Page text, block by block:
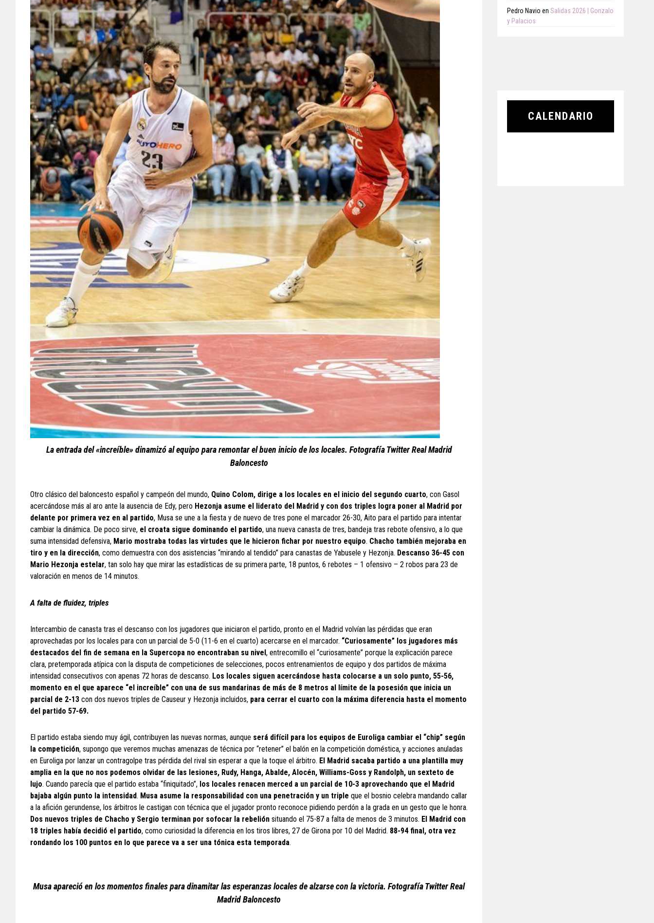
La entrada del «increíble» dinamizó al equipo para remontar el buen inicio de los locales. Fotografía Twitter Real Madrid
Baloncesto
Otro clásico del baloncesto español y campeón del mundo, Quino Colom, dirige a los locales en el inicio del segundo cuarto, con Gasol
acercándose más al aro ante la ausencia de Edy, pero Hezonja asume el liderato del Madrid y con dos triples logra poner al Madrid por
delante por primera vez en al partido, Musa se une a la fiesta y de nuevo de tres pone el marcador 26-30, Aito para el partido para intentar
cambiar la dinámica. De poco sirve, el croata sigue dominando el partido, una nueva canasta de tres, bandeja tras rebote ofensivo, a lo que
suma intensidad defensiva, Mario mostraba todas las virtudes que le hicieron fichar por nuestro equipo. Chacho también mejoraba en
tiro y en la dirección, como demuestra con dos asistencias “mirando al tendido” para canastas de Yabusele y Hezonja. Descanso 36-45 con
Mario Hezonja estelar, tan solo hay que mirar las estadísticas de su primera parte, 18 puntos, 6 rebotes – 1 ofensivo – 2 robos para 23 de
valoración en menos de 14 minutos.
A falta de fluidez, triples
Intercambio de canasta tras el descanso con los jugadores que iniciaron el partido, pronto en el Madrid volvían las pérdidas que eran
aprovechadas por los locales para con un parcial de 5-0 (11-6 en el cuarto) acercarse en el marcador. “Curiosamente” los jugadores más
destacados del fin de semana en la Supercopa no encontraban su nivel , entrecomillo el “curiosamente” porque la explicación parece
clara, pretemporada atípica con la disputa de competiciones de selecciones, pocos entrenamientos de equipo y dos partidos de máxima
intensidad consecutivos con apenas 72 horas de descanso. Los locales siguen acercándose hasta colocarse a un solo punto, 55-56,
momento en el que aparece “el increíble” con una de sus mandarinas de más de 8 metros al límite de la posesión que inicia un
parcial de 2-13 con dos nuevos triples de Causeur y Hezonja incluidos, para cerrar el cuarto con la máxima diferencia hasta el momento
del partido 57-69.
El partido estaba siendo muy ágil, contribuyen las nuevas normas, aunque será difícil para los equipos de Euroliga cambiar el “chip” según
la competición, supongo que veremos muchas amenazas de técnica por “retener” el balón en la competición doméstica, y acciones anuladas
en Euroliga por lanzar un contragolpe tras pérdida del rival sin esperar a que la toque el árbitro. El Madrid sacaba partido a una plantilla muy
amplia en la que no nos podemos olvidar de las lesiones, Rudy, Hanga, Abalde, Alocén, Williams-Goss y Randolph, un sexteto de
lujo. Cuando parecía que el partido estaba “finiquitado”, los locales renacen merced a un parcial de 10-3 aprovechando que el Madrid
bajaba algún punto la intensidad. Musa asume la responsabilidad con una penetración y un triple que el bosnio celebra mandando callar
a la afición gerundense, los árbitros le castigan con técnica que el jugador pronto reconoce pidiendo perdón a la grada en un gesto que le honra.
Dos nuevos triples de Chacho y Sergio terminan por sofocar la rebelión situando el 75-87 a falta de menos de 3 minutos. El Madrid con
18 triples había decidió el partido, como curiosidad la diferencia en los tiros libres, 27 de Girona por 10 del Madrid. 88-94 final, otra vez
rondando los 100 puntos en lo que parece va a ser una tónica esta temporada.
Musa apareció en los momentos finales para dinamitar las esperanzas locales de alzarse con la victoria. Fotografía Twitter Real
Madrid Baloncesto
Pedro Navio en Salidas 2026 | Gonzalo
y Palacios
CALENDARIO